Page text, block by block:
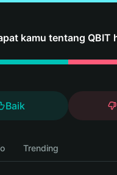
kamu tentang QBIT
Baik
Trending